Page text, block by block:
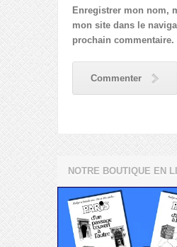
Enregistrer mon nom,
mon site dans le
prochain commentaire.
Commenter
NOTRE BOUTIQUE EN